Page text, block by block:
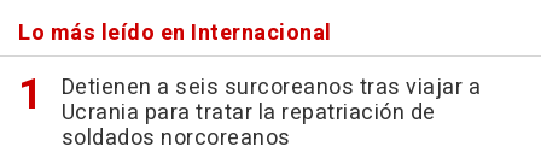
Lo más leído en Internacional
Detienen a seis surcoreanos tras viajar a
Ucrania para tratar la repatriación de
soldados norcoreanos